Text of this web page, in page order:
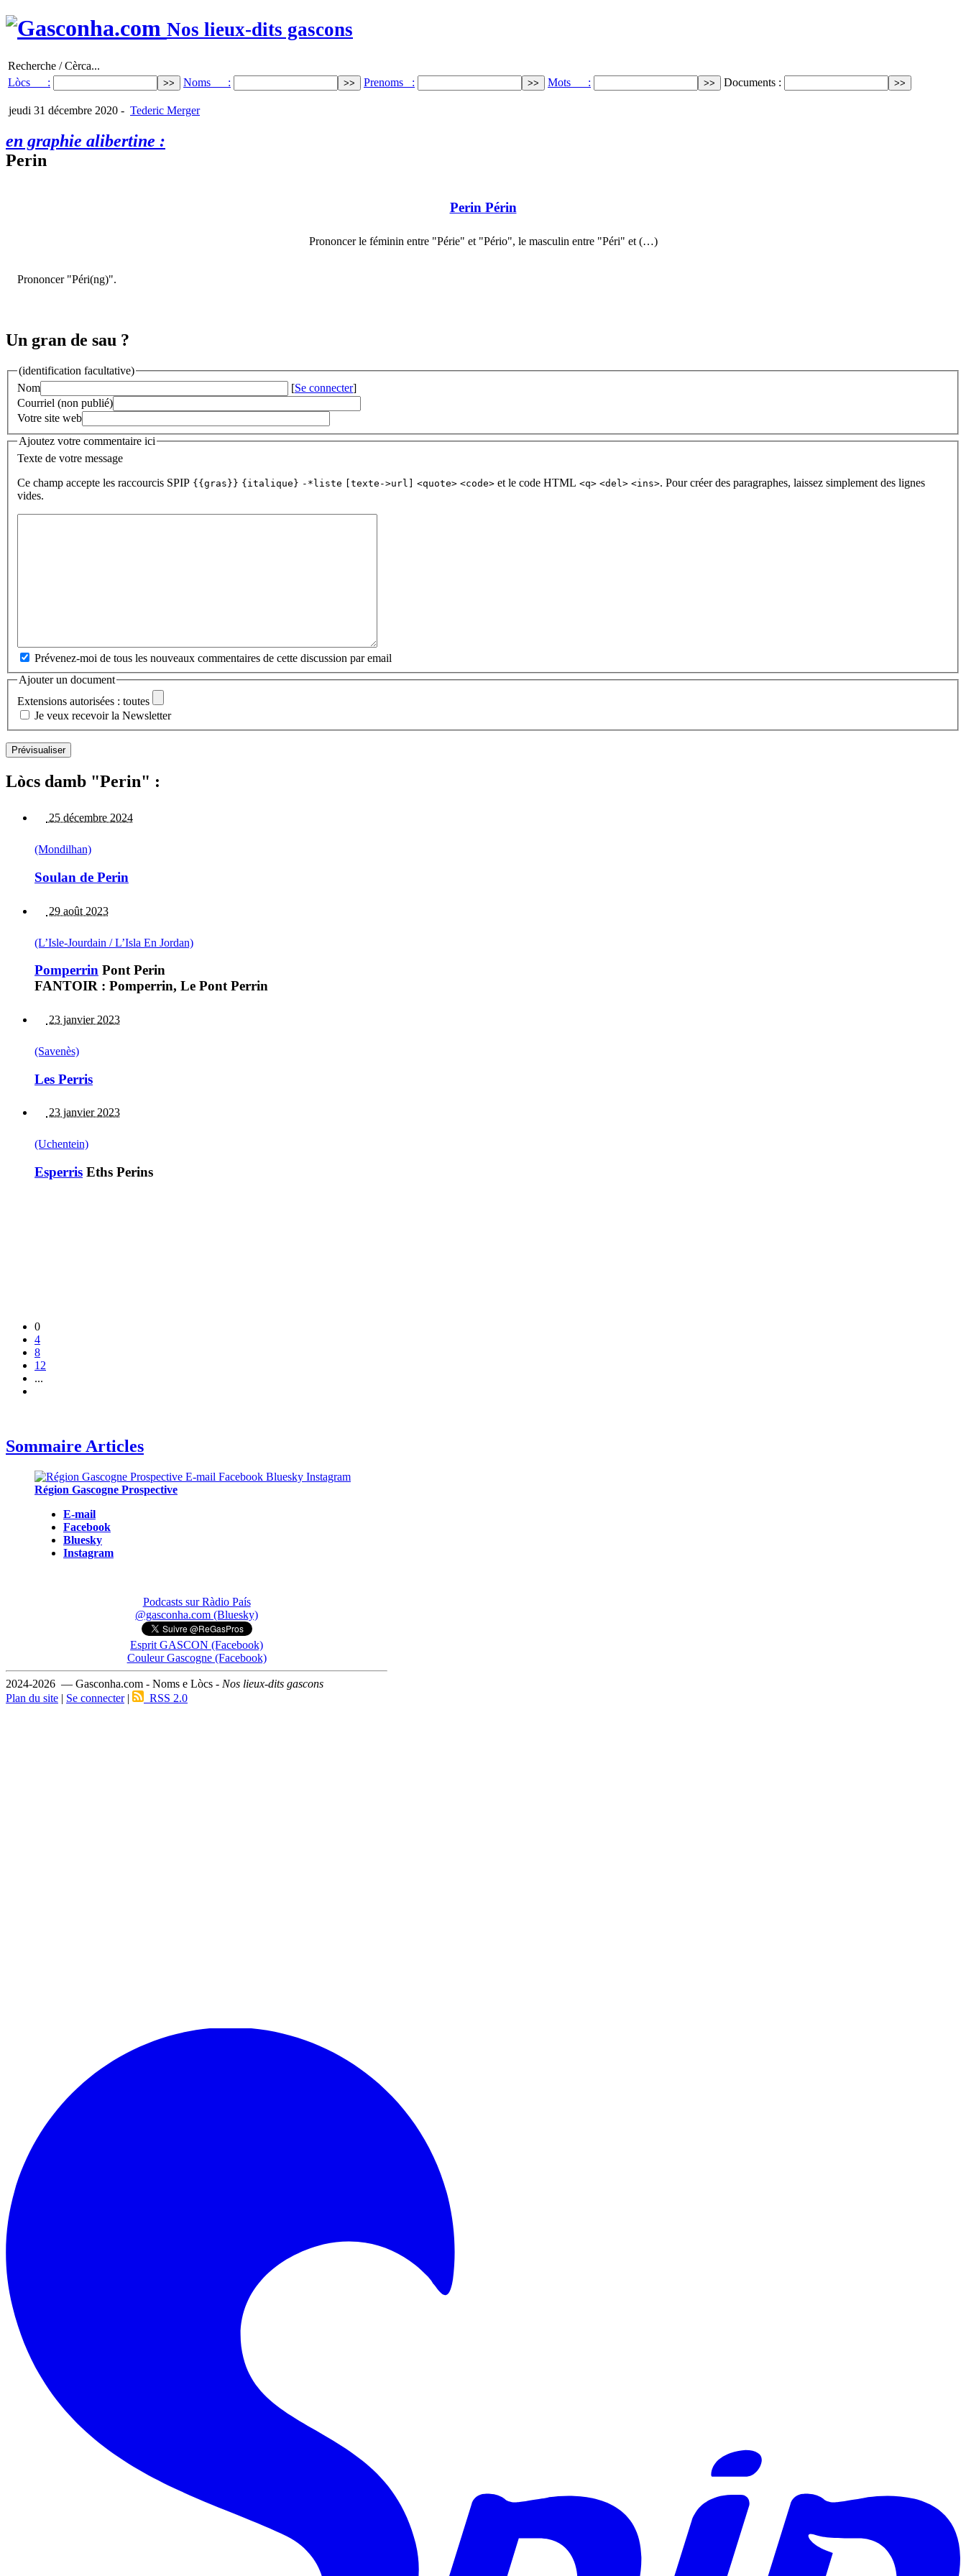
Nos lieux-dits gascons
Recherche / Cèrca...
Lòcs :
Noms : Prenoms : Mots : Documents :
jeudi 31 décembre 2020 - Tederic Merger
en graphie alibertine :
Perin
Perin Périn
Prononcer le féminin entre "Périe" et "Pério", le masculin entre "Péri" et (…)
Prononcer "Péri(ng)".
Un gran de sau ?
(identification facultative)
Nom
[Se connecter]
Courriel (non publié)
Votre site web
Ajoutez votre commentaire ici
Texte de votre message
Ce champ accepte les raccourcis SPIP {{gras}} {italique} -*liste [texte->url] <quote> <code> et le code HTML <q> <del> <ins>. Pour créer des paragraphes, laissez simplement des lignes
vides.
Prévenez-moi de tous les nouveaux commentaires de cette discussion par email
Ajouter un document
Extensions autorisées : toutes
Je veux recevoir la Newsletter
Lòcs damb "Perin" :
25 décembre 2024
(Mondilhan)
Soulan de Perin
29 août 2023
(L’Isle-Jourdain / L’Isla En Jordan)
Pomperrin Pont Perin
FANTOIR : Pomperrin, Le Pont Perrin
23 janvier 2023
(Savenès)
Les Perris
23 janvier 2023
(Uchentein)
Esperris Eths Perins
0
4
8
12
...
Sommaire Articles
Région Gascogne Prospective
E-mail
Facebook
Bluesky
Instagram
Podcasts sur Ràdio País
@gasconha.com (Bluesky)
Esprit GASCON (Facebook)
Couleur Gascogne (Facebook)
2024-2026 — Gasconha.com - Noms e Lòcs - Nos lieux-dits gascons
Plan du site | Se connecter| RSS 2.0